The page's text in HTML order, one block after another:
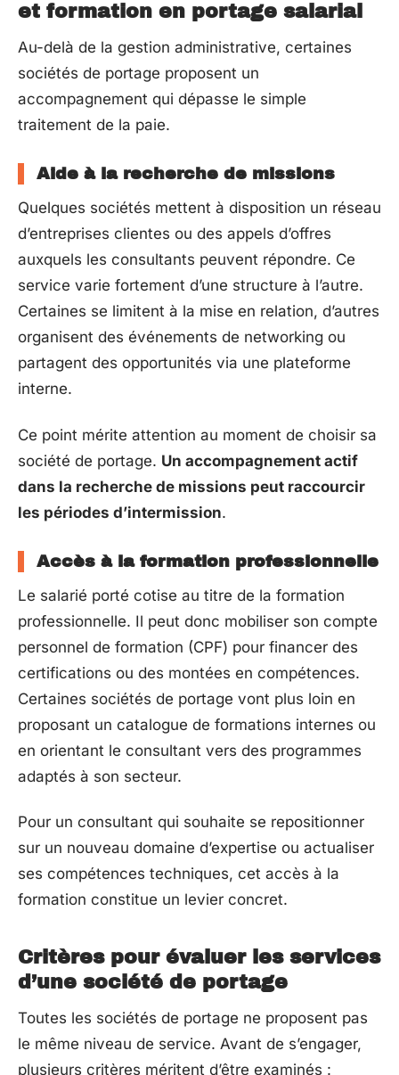
et formation en portage salarial
Au-delà de la gestion administrative, certaines
sociétés de portage proposent un
accompagnement qui dépasse le simple
traitement de la paie.
Aide à la recherche de missions
Quelques sociétés mettent à disposition un réseau
d’entreprises clientes ou des appels d’offres
auxquels les consultants peuvent répondre. Ce
service varie fortement d’une structure à l’autre.
Certaines se limitent à la mise en relation, d’autres
organisent des événements de networking ou
partagent des opportunités via une plateforme
interne.
Ce point mérite attention au moment de choisir sa
société de portage. Un accompagnement actif
dans la recherche de missions peut raccourcir
les périodes d’intermission.
Accès à la formation professionnelle
Le salarié porté cotise au titre de la formation
professionnelle. Il peut donc mobiliser son compte
personnel de formation (CPF) pour financer des
certifications ou des montées en compétences.
Certaines sociétés de portage vont plus loin en
proposant un catalogue de formations internes ou
en orientant le consultant vers des programmes
adaptés à son secteur.
Pour un consultant qui souhaite se repositionner
sur un nouveau domaine d’expertise ou actualiser
ses compétences techniques, cet accès à la
formation constitue un levier concret.
Critères pour évaluer les services
d’une société de portage
Toutes les sociétés de portage ne proposent pas
le même niveau de service. Avant de s’engager,
plusieurs critères méritent d’être examinés :